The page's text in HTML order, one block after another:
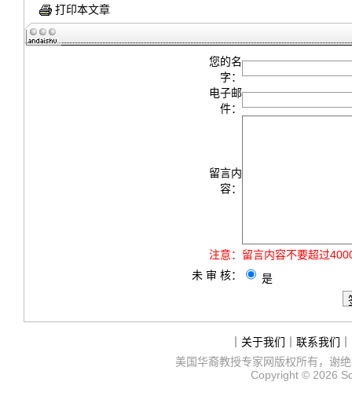
打印本文章
您的名
字：
电子邮
件：
留言内
容：
注意： 留言内容不要超过
未 审 核：
是
关于我们 联系我们
美国华裔教授专家网版权所有，谢
Copyright © 2026